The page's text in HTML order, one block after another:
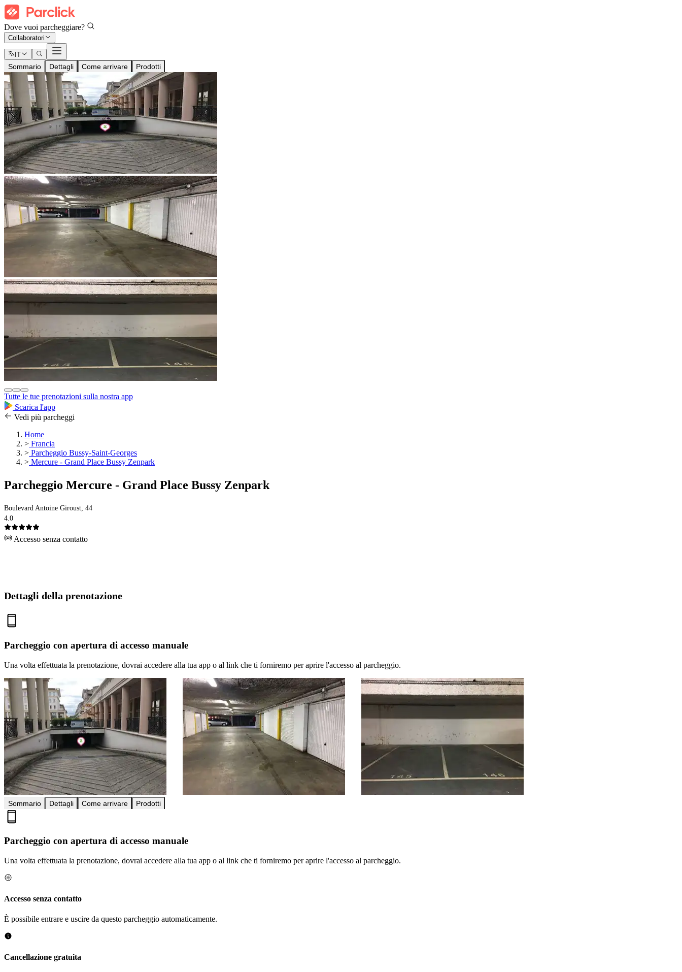
Dove vuoi parcheggiare?
Collaboratori
IT
Sommario Dettagli Come arrivare Prodotti
Tutte le tue prenotazioni sulla nostra app
Scarica l'app
Vedi più parcheggi
Home
> Francia
> Parcheggio Bussy-Saint-Georges
> Mercure - Grand Place Bussy Zenpark
Parcheggio Mercure - Grand Place Bussy Zenpark
Boulevard Antoine Giroust, 44
4.0
Accesso senza contatto
Dettagli della prenotazione
Parcheggio con apertura di accesso manuale
Una volta effettuata la prenotazione, dovrai accedere alla tua app o al link che ti forniremo per aprire l'accesso al parcheggio.
Sommario Dettagli Come arrivare Prodotti
Parcheggio con apertura di accesso manuale
Una volta effettuata la prenotazione, dovrai accedere alla tua app o al link che ti forniremo per aprire l'accesso al parcheggio.
Accesso senza contatto
È possibile entrare e uscire da questo parcheggio automaticamente.
Cancellazione gratuita